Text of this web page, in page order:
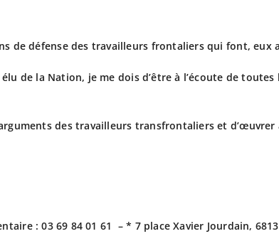
de défense des travailleurs frontaliers qui font,
de la Nation, je me dois d’être à l’écoute de
des travailleurs transfrontaliers et
: 03 69 84 01 61 –* 7 place Xavier Jourdain,